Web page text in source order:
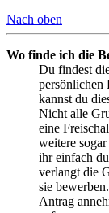
Nach oben
Wo finde ich die
Du findest
persönlichen
kannst du
Nicht alle
eine
weitere
ihr einfach
verlangt die
sie
Antrag